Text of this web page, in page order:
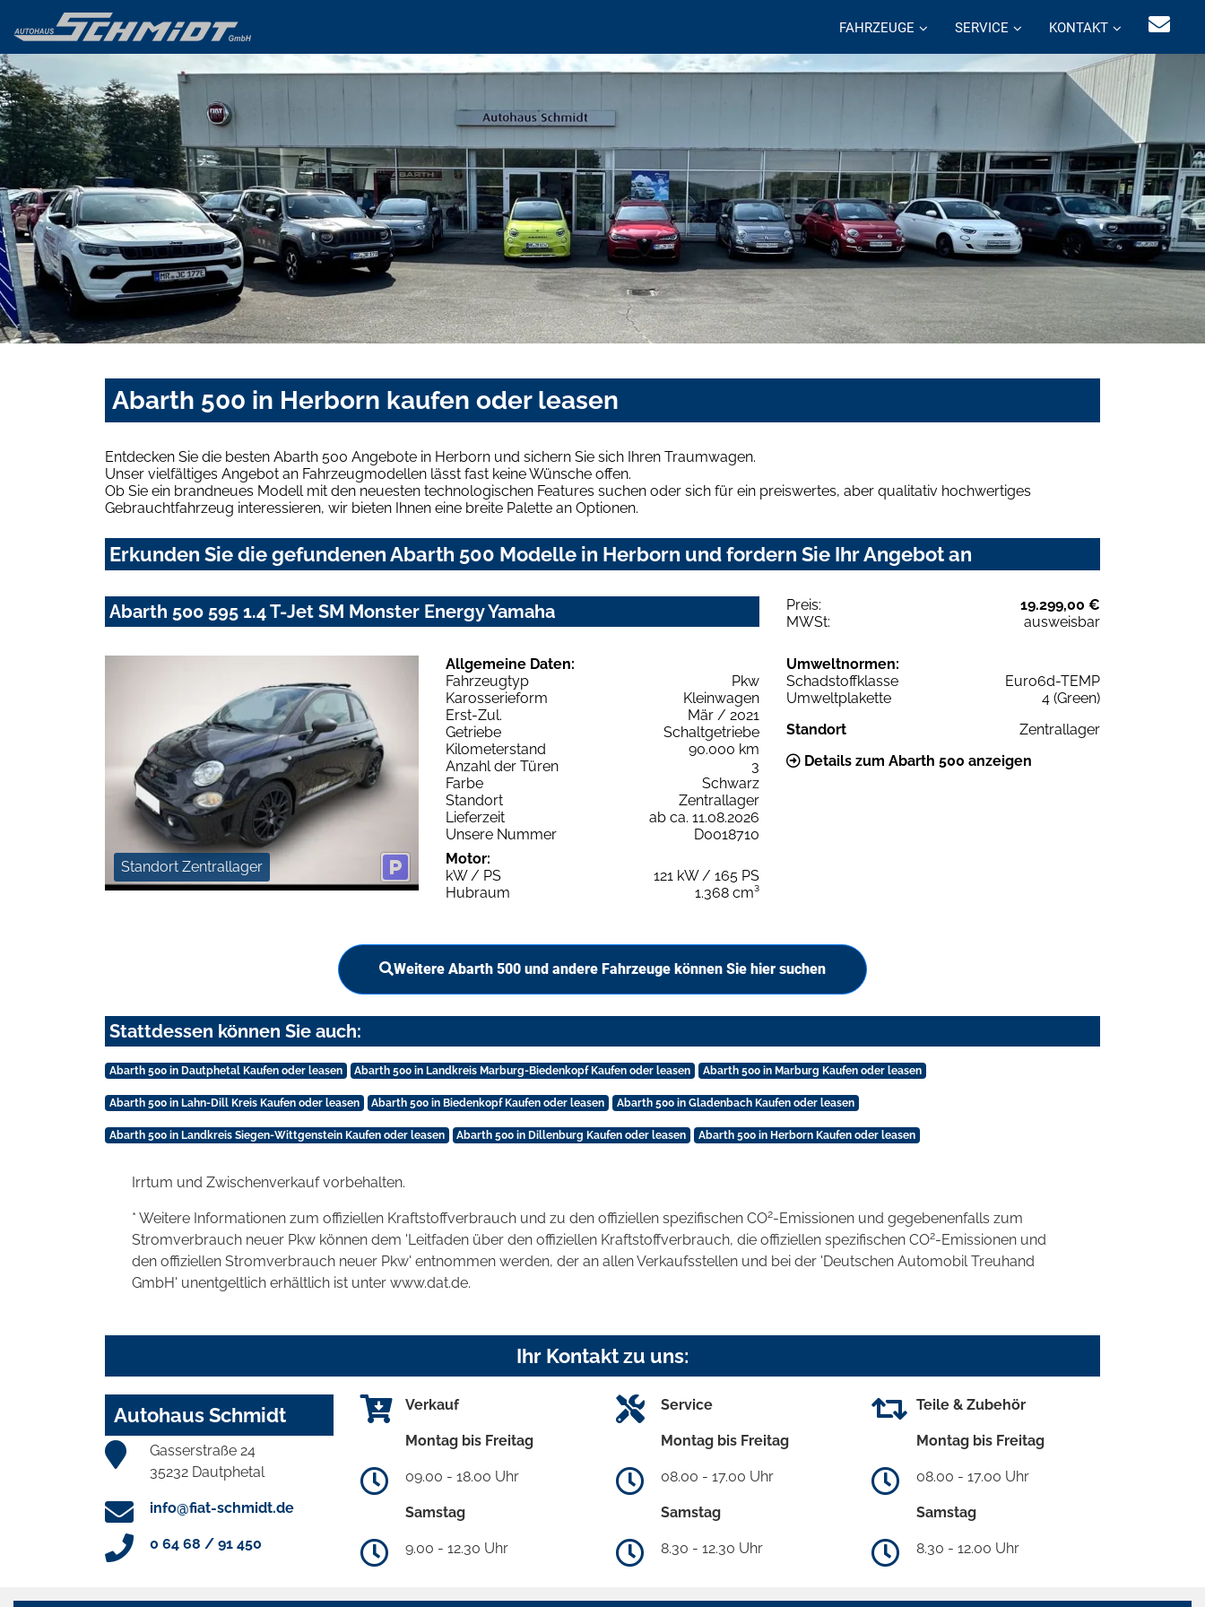
FAHRZEUGE SERVICE KONTAKT
Abarth 500 in Herborn kaufen oder leasen
Entdecken Sie die besten Abarth 500 Angebote in Herborn und sichern Sie sich Ihren Traumwagen.
Unser vielfältiges Angebot an Fahrzeugmodellen lässt fast keine Wünsche offen.
Ob Sie ein brandneues Modell mit den neuesten technologischen Features suchen oder sich für ein preiswertes, aber qualitativ hochwertiges
Gebrauchtfahrzeug interessieren, wir bieten Ihnen eine breite Palette an Optionen.
Erkunden Sie die gefundenen Abarth 500 Modelle in Herborn und fordern Sie Ihr Angebot an
Abarth 500 595 1.4 T-Jet SM Monster Energy Yamaha Preis:
19.299,00 €
MWSt:
ausweisbar
Standort Zentrallager
Allgemeine Daten:
Fahrzeugtyp
Pkw
Karosserieform
Kleinwagen
Erst-Zul.
Mär / 2021
Getriebe
Schaltgetriebe
Kilometerstand
90.000 km
Anzahl der Türen
3
Farbe
Schwarz
Standort
Zentrallager
Lieferzeit
ab ca. 11.08.2026
Unsere Nummer
D0018710
Motor:
kW / PS
121 kW / 165 PS
Hubraum
1.368 cm³
Umweltnormen:
Schadstoffklasse
Euro6d-TEMP
Umweltplakette
4 (Green)
Standort
Zentrallager
Details zum Abarth 500 anzeigen
Weitere Abarth 500 und andere Fahrzeuge können Sie hier suchen
Stattdessen können Sie auch:
Abarth 500 in Dautphetal Kaufen oder leasen Abarth 500 in Landkreis Marburg-Biedenkopf Kaufen oder leasen Abarth 500 in Marburg Kaufen oder leasen
Abarth 500 in Lahn-Dill Kreis Kaufen oder leasen Abarth 500 in Biedenkopf Kaufen oder leasen Abarth 500 in Gladenbach Kaufen oder leasen
Abarth 500 in Landkreis Siegen-Wittgenstein Kaufen oder leasen Abarth 500 in Dillenburg Kaufen oder leasen Abarth 500 in Herborn Kaufen oder leasen
Irrtum und Zwischenverkauf vorbehalten.
* Weitere Informationen zum offiziellen Kraftstoffverbrauch und zu den offiziellen spezifischen CO2-Emissionen und gegebenenfalls zum
Stromverbrauch neuer Pkw können dem 'Leitfaden über den offiziellen Kraftstoffverbrauch, die offiziellen spezifischen CO2-Emissionen und
den offiziellen Stromverbrauch neuer Pkw' entnommen werden, der an allen Verkaufsstellen und bei der 'Deutschen Automobil Treuhand
GmbH' unentgeltlich erhältlich ist unter www.dat.de.
Ihr Kontakt zu uns:
Autohaus Schmidt
Gasserstraße 24
35232 Dautphetal
info@fiat-schmidt.de
0 64 68 / 91 450
Verkauf
Montag bis Freitag
09.00 - 18.00 Uhr
Samstag
9.00 - 12.30 Uhr
Service
Montag bis Freitag
08.00 - 17.00 Uhr
Samstag
8.30 - 12.30 Uhr
Teile & Zubehör
Montag bis Freitag
08.00 - 17.00 Uhr
Samstag
8.30 - 12.00 Uhr